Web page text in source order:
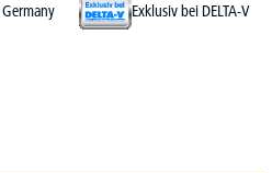
Exklusiv bei DELTA-V